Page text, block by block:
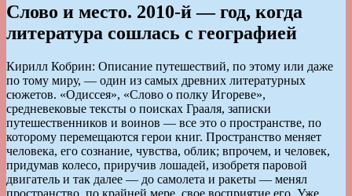
Слово и место. 2010-й — год, когда
литература сошлась с географией
Кирилл Кобрин: Описание путешествий, по этому или даже
по тому миру, — один из самых древних литературных
сюжетов. «Одиссея», «Слово о полку Игореве»,
средневековые тексты о поисках Грааля, записки
путешественников и воинов — все это о пространстве, по
которому перемещаются герои книг. Пространство меняет
человека, его сознание, чувства, облик; впрочем, и человек,
придумав колесо, приручив лошадей, изобретя паровой
двигатель и так далее — до самолета и ракеты — менял
пространство, по крайней мере, свое восприятие его. Уже